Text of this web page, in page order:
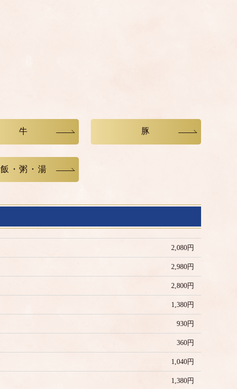
牛 豚
飯・粥・湯
2,080円
2,980円
2,800円
1,380円
930円
360円
1,040円
1,380円